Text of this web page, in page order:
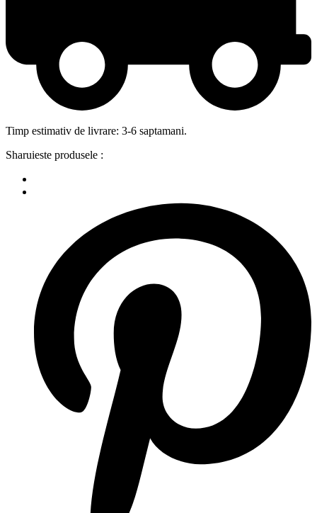
Timp estimativ de livrare: 3-6 saptamani.
Sharuieste produsele :